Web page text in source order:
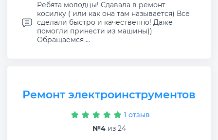
Ребята молодцы! Сдавала в ремонт
косилку ( или как она там называется) Всё
сделали быстро и качественно! Даже
помогли принести из машины))
Обращаемся ...
Ремонт электроинструментов
1 отзыв
№4из 24